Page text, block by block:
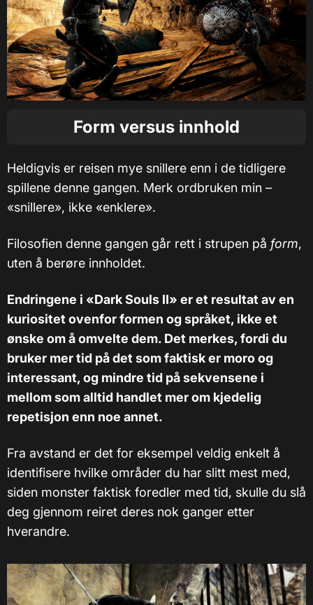
Form versus innhold
Heldigvis er reisen mye snillere enn i de tidligere
spillene denne gangen. Merk ordbruken min –
«snillere», ikke «enklere».
Filosofien denne gangen går rett i strupen på form,
uten å berøre innholdet.
Endringene i «Dark Souls II» er et resultat av en
kuriositet ovenfor formen og språket, ikke et
ønske om å omvelte dem. Det merkes, fordi du
bruker mer tid på det som faktisk er moro og
interessant, og mindre tid på sekvensene i
mellom som alltid handlet mer om kjedelig
repetisjon enn noe annet.
Fra avstand er det for eksempel veldig enkelt å
identifisere hvilke områder du har slitt mest med,
siden monster faktisk foredler med tid, skulle du slå
deg gjennom reiret deres nok ganger etter
hverandre.